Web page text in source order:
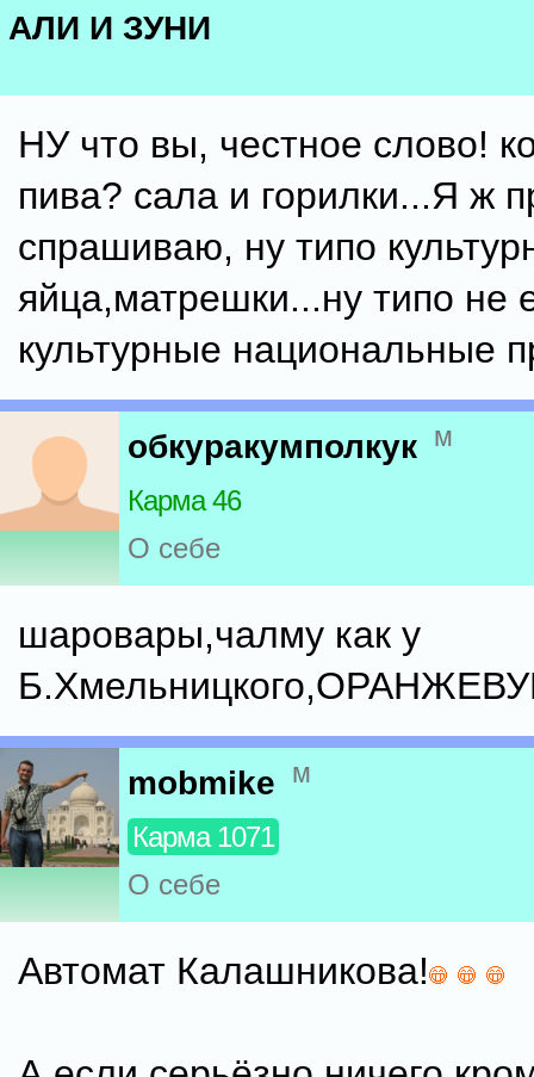
АЛИ И ЗУНИ
НУ что вы, честное слово!
пива? сала и горилки...Я ж
спрашиваю, ну типо
яйца,матрешки...ну типо не
культурные национальные
обкуракумполкук м
Карма 46
О себе
шаровары,чалму как у
mobmike м
Карма 1071
О себе
Автомат Калашникова!